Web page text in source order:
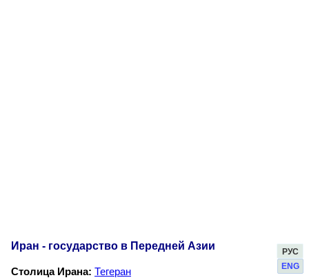
РУС
ENG
Иран - государство в Передней Азии
Столица Ирана: Тегеран